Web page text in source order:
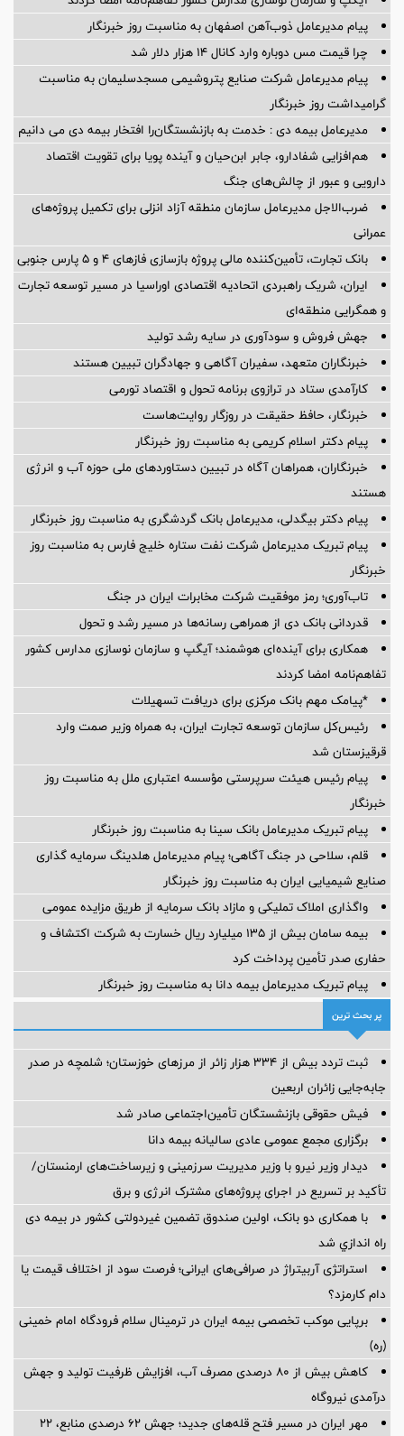
پیام مدیرعامل ذوب‌آهن اصفهان به مناسبت روز خبرنگار
چرا قیمت مس دوباره وارد کانال ۱۴ هزار دلار شد
پیام مدیرعامل شركت صنایع پتروشیمی مسجدسلیمان به مناسبت
گرامیداشت روز خبرنگار
مدیرعامل بیمه دی : خدمت به بازنشستگان‌را افتخار بیمه دی می دانیم
هم‌افزایی شفادارو، جابر ابن‌حیان و آینده پویا برای تقویت اقتصاد
دارویی و عبور از چالش‌های جنگ
ضرب‌الاجل مدیرعامل سازمان منطقه آزاد انزلی برای تكمیل پروژه‌های
عمرانی
بانک تجارت، تأمین‌کننده مالی پروژه بازسازی فازهای ۴ و ۵ پارس جنوبی
ایران، شریک راهبردی اتحادیه اقتصادی اوراسیا در مسیر توسعه تجارت
و همگرایی منطقه‌ای
جهش فروش و سودآوری در سایه رشد تولید
خبرنگاران متعهد، سفیران آگاهی و جهادگران تبیین هستند
کارآمدی ستاد در ترازوی برنامه تحول و اقتصاد تورمی
خبرنگار، حافظ حقیقت در روزگار روایت‌هاست
پیام دکتر اسلام کریمی به مناسبت روز خبرنگار
خبرنگاران، همراهان آگاه در تبیین دستاوردهای ملی حوزه آب و انرژی
هستند
پیام دکتر بیگدلی، مدیرعامل بانک گردشگری به مناسبت روز خبرنگار
پیام تبریک مدیرعامل شرکت نفت ستاره خلیج فارس به مناسبت روز
خبرنگار
تاب‌آوری؛ رمز موفقیت شرکت مخابرات ایران در جنگ
قدردانی بانک دی از همراهی رسانه‌ها در مسیر رشد و تحول
همکاری برای آینده‌ای هوشمند؛ آیگپ و سازمان نوسازی مدارس کشور
تفاهم‌نامه امضا کردند
*پیامک مهم بانک مرکزی برای دریافت تسهیلات
رئیس‌کل سازمان توسعه تجارت ایران، به همراه وزیر صمت وارد
قرقیزستان شد
پیام رئیس هیئت سرپرستی مؤسسه اعتباری ملل به مناسبت روز
خبرنگار
پیام تبریک مدیرعامل بانک سینا به مناسبت روز خبرنگار
قلم، سلاحی در جنگ آگاهی؛ پیام مدیرعامل هلدینگ سرمایه گذاری
صنایع شیمیایی ایران به مناسبت روز خبرنگار
واگذاری املاک تملیکی و مازاد بانک سرمایه از طریق مزایده عمومی
بیمه سامان بیش از ۱۳۵ میلیارد ریال خسارت به شرکت اکتشاف و
حفاری صدر تأمین پرداخت کرد
پیام ‌تبریک‌ مدیرعامل بیمه دانا به مناسبت روز خبرنگار
پر بحث ترین
ثبت تردد بیش از ۳۳۴ هزار زائر از مرزهای خوزستان؛ شلمچه در صدر
جابه‌جایی زائران اربعین
فیش حقوقی بازنشستگان تأمین‌اجتماعی صادر شد
برگزاری مجمع عمومی عادی سالیانه بیمه دانا
دیدار وزیر نیرو با وزیر مدیریت سرزمینی و زیرساخت‌های ارمنستان/
تأکید بر تسریع در اجرای پروژه‌های مشترک انرژی و برق
با همکاری دو بانک، اولین صندوق تضمین غیردولتی کشور در بیمه دی
راه اندازي شد
استراتژی آربیتراژ در صرافی‌های ایرانی؛ فرصت سود از اختلاف قیمت یا
دام کارمزد؟
برپایی موکب تخصصی بیمه ایران در ترمینال سلام فرودگاه امام خمینی
(ره)
کاهش بیش از ۸۰ درصدی مصرف آب، افزایش ظرفیت تولید و جهش
درآمدی نیروگاه
مهر ایران در مسیر فتح قله‌های جدید؛ جهش ۶۲ درصدی منابع، ۲۲